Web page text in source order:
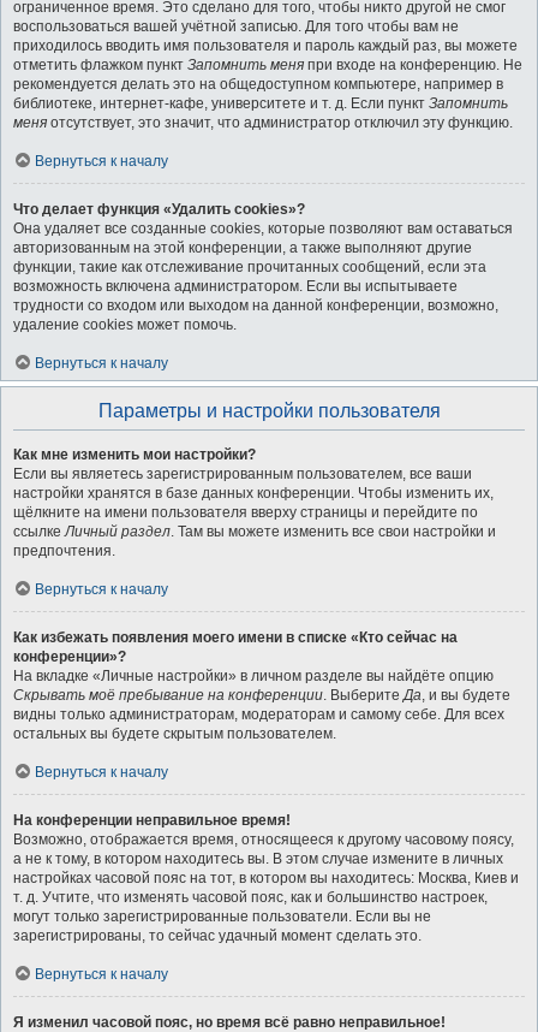
ограниченное время. Это сделано для того, чтобы никто другой не смог
воспользоваться вашей учётной записью. Для того чтобы вам не
приходилось вводить имя пользователя и пароль каждый раз, вы можете
отметить флажком пункт Запомнить меня при входе на конференцию. Не
рекомендуется делать это на общедоступном компьютере, например в
библиотеке, интернет-кафе, университете и т. д. Если пункт Запомнить
меня отсутствует, это значит, что администратор отключил эту функцию.
Вернуться к началу
Что делает функция «Удалить cookies»?
Она удаляет все созданные cookies, которые позволяют вам оставаться
авторизованным на этой конференции, а также выполняют другие
функции, такие как отслеживание прочитанных сообщений, если эта
возможность включена администратором. Если вы испытываете
трудности со входом или выходом на данной конференции, возможно,
удаление cookies может помочь.
Вернуться к началу
Параметры и настройки пользователя
Как мне изменить мои настройки?
Если вы являетесь зарегистрированным пользователем, все ваши
настройки хранятся в базе данных конференции. Чтобы изменить их,
щёлкните на имени пользователя вверху страницы и перейдите по
ссылкеЛичный раздел. Там вы можете изменить все свои настройки и
предпочтения.
Вернуться к началу
Как избежать появления моего имени в списке «Кто сейчас на
конференции»?
На вкладке «Личные настройки» в личном разделе вы найдёте опцию
Скрывать моё пребывание на конференции. ВыберитеДа, и вы будете
видны только администраторам, модераторам и самому себе. Для всех
остальных вы будете скрытым пользователем.
Вернуться к началу
На конференции неправильное время!
Возможно, отображается время, относящееся к другому часовому поясу,
а не к тому, в котором находитесь вы. В этом случае измените в личных
настройках часовой пояс на тот, в котором вы находитесь: Москва, Киев и
т. д. Учтите, что изменять часовой пояс, как и большинство настроек,
могут только зарегистрированные пользователи. Если вы не
зарегистрированы, то сейчас удачный момент сделать это.
Вернуться к началу
Я изменил часовой пояс, но время всё равно неправильное!